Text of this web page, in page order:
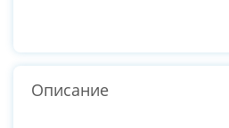
Описание